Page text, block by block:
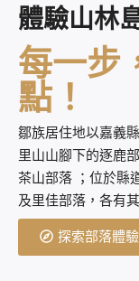
體驗山林
每一步
點！
鄒族居住地以嘉義
里山山腳下的逐鹿
茶山部落 ；位於縣
及里佳部落，各有
探索部落體驗